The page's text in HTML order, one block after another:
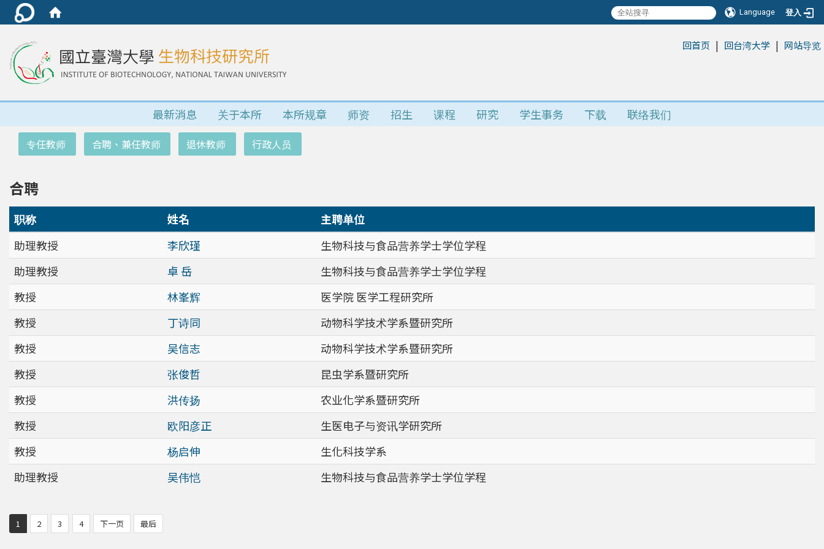
Language 登入
回首页 | 回台湾大学 | 网站导览
最新消息 关于本所 本所规章 师资 招生 课程 研究 学生事务 下载 联络我们
专任教师 合聘、兼任教师 退休教师 行政人员
合聘
职称 姓名
主聘单位
助理教授
李欣瑾
生物科技与食品营养学士学位学程
助理教授
卓 岳
生物科技与食品营养学士学位学程
教授
林峯辉
医学院 医学工程研究所
教授
丁诗同
动物科学技术学系暨研究所
教授
吴信志
动物科学技术学系暨研究所
教授
张俊哲
昆虫学系暨研究所
教授
洪传扬
农业化学系暨研究所
教授
欧阳彦正
生医电子与资讯学研究所
教授
杨启伸
生化科技学系
助理教授
吴伟恺 生物科技与食品营养学士学位学程
1 2 3 4 下一页 最后